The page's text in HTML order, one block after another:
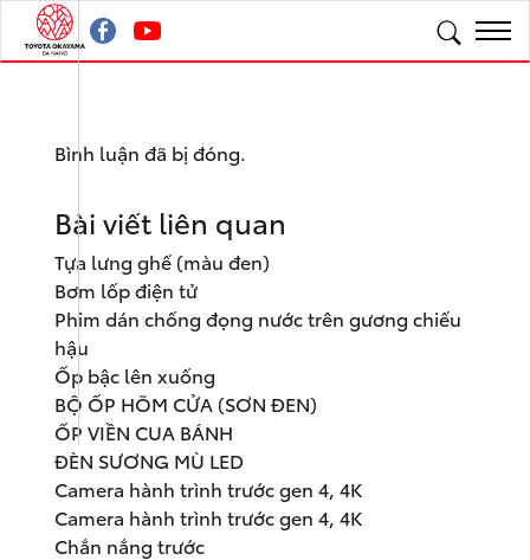
Bình luận đã bị đóng.
Bài viết liên quan
Tựa lưng ghế (màu đen)
Bơm lốp điện tử
Phim dán chống đọng nước trên gương chiếu
hậu
Ốp bậc lên xuống
BỘ ỐP HÕM CỬA (SƠN ĐEN)
ỐP VIỀN CUA BÁNH
ĐÈN SƯƠNG MÙ LED
Camera hành trình trước gen 4, 4K
Camera hành trình trước gen 4, 4K
Chắn nắng trước